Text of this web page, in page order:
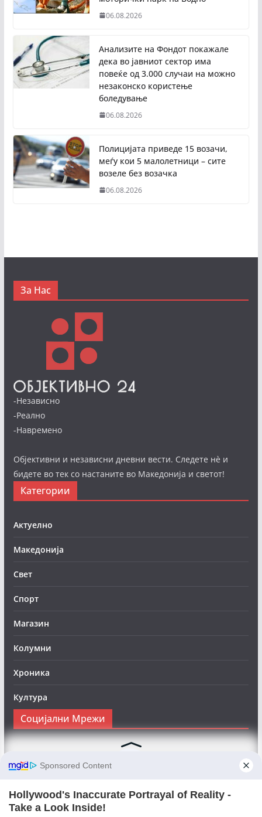
06.08.2026
Анализите на Фондот покажале
дека во јавниот сектор има
повеќе од 3.000 случаи на можно
незаконско користење
боледување
06.08.2026
Полицијата приведе 15 возачи,
меѓу кои 5 малолетници – сите
возеле без возачка
06.08.2026
За Нас
-Независно
-Реално
-Навремено
Објективни и независни дневни вести. Следете нè и
бидете во тек со настаните во Македонија и светот!
Категории
Актуелно
Македонија
Свет
Спорт
Магазин
Колумни
Хроника
Култура
Социјални Мрежи
Следете нè на Фејсбук за да сте во тек со најновите